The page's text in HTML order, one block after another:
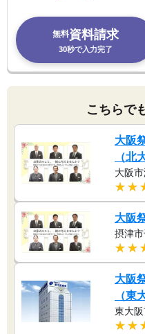
無料資料請求
30秒で入力完了
こちらで
大阪
（北
大阪
大阪
摂津
大阪
（東
東大